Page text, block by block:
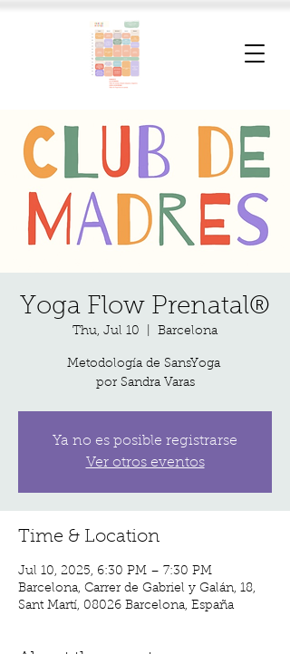
Yoga Flow Prenatal®
Thu, Jul 10 Barcelona
Metodología de SansYoga
por Sandra Varas
Ya no es posible registrarse
Ver otros eventos
Time & Location
Jul 10, 2025, 6:30 PM – 7:30 PM
Barcelona, Carrer de Gabriel y Galán, 18,
Sant Martí, 08026 Barcelona, España